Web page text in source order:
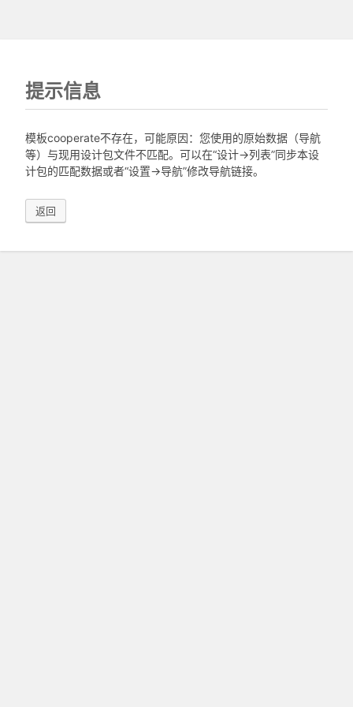
提示信息
模板cooperate不存在，可能原因：您使用的原始数据（导航
等）与现用设计包文件不匹配。可以在“设计->列表”同步本设
计包的匹配数据或者“设置->导航”修改导航链接。
返回